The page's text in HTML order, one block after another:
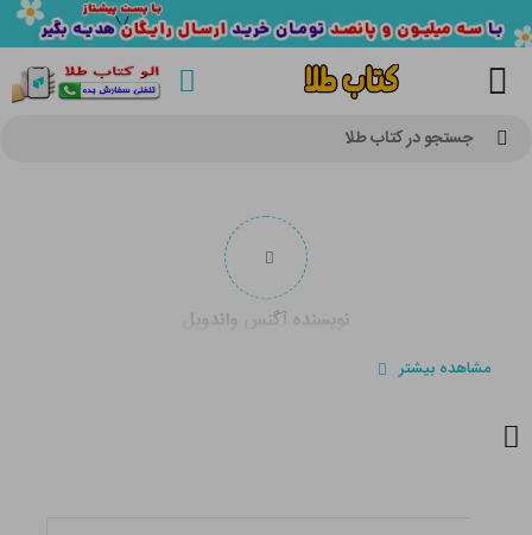
جستجو در کتاب طلا
نویسنده آگنس واندویل
مشاهده بیشتر